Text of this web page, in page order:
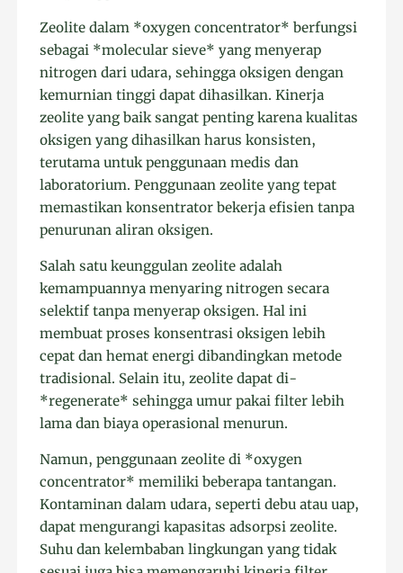
Zeolite dalam *oxygen concentrator* berfungsi
sebagai *molecular sieve* yang menyerap
nitrogen dari udara, sehingga oksigen dengan
kemurnian tinggi dapat dihasilkan. Kinerja
zeolite yang baik sangat penting karena kualitas
oksigen yang dihasilkan harus konsisten,
terutama untuk penggunaan medis dan
laboratorium. Penggunaan zeolite yang tepat
memastikan konsentrator bekerja efisien tanpa
penurunan aliran oksigen.
Salah satu keunggulan zeolite adalah
kemampuannya menyaring nitrogen secara
selektif tanpa menyerap oksigen. Hal ini
membuat proses konsentrasi oksigen lebih
cepat dan hemat energi dibandingkan metode
tradisional. Selain itu, zeolite dapat di-
*regenerate* sehingga umur pakai filter lebih
lama dan biaya operasional menurun.
Namun, penggunaan zeolite di *oxygen
concentrator* memiliki beberapa tantangan.
Kontaminan dalam udara, seperti debu atau uap,
dapat mengurangi kapasitas adsorpsi zeolite.
Suhu dan kelembaban lingkungan yang tidak